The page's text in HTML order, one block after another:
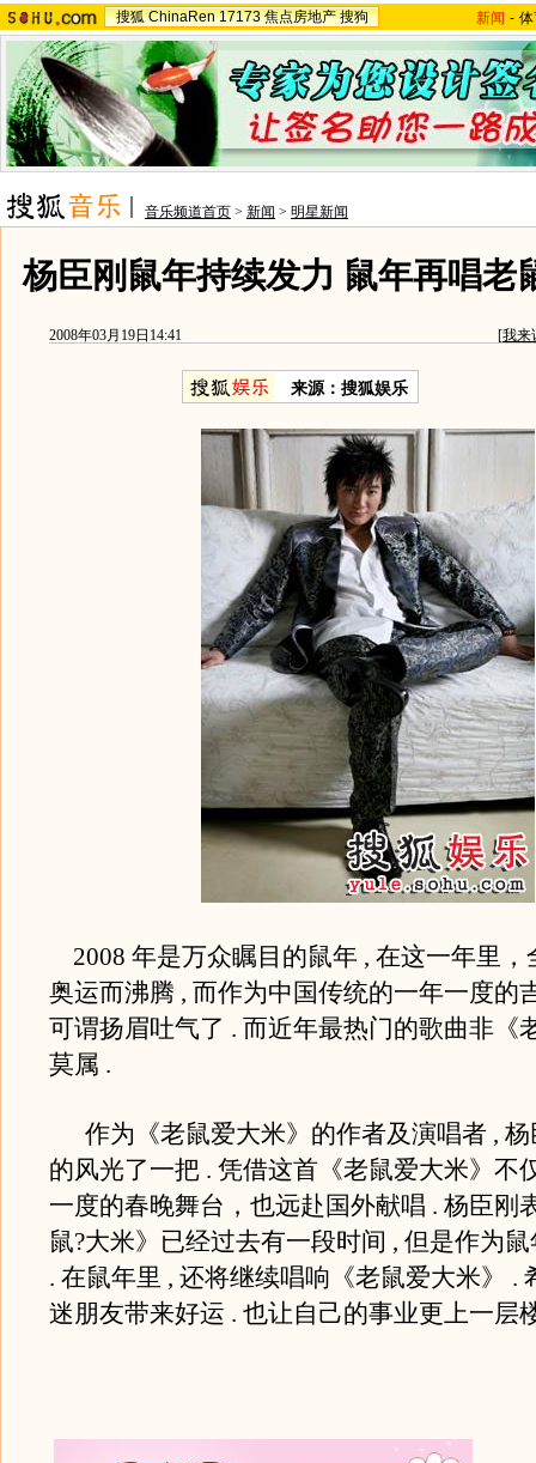
搜狐 ChinaRen 17173 焦点房地产 搜狗 新闻 -
音乐频道首页 > 新闻 > 明星新闻
杨臣刚鼠年持续发力 鼠年再唱老
2008年03月19日14:41 [我来
来源：搜狐娱乐
2008 年是万众瞩目的鼠年 , 在这一年里，
奥运而沸腾 , 而作为中国传统的一年一度的
可谓扬眉吐气了 . 而近年最热门的歌曲非《
莫属 .
作为《老鼠爱大米》的作者及演唱者 , 杨
的风光了一把 . 凭借这首《老鼠爱大米》不
一度的春晚舞台，也远赴国外献唱 . 杨臣刚
鼠?大米》已经过去有一段时间 , 但是作为
. 在鼠年里 , 还将继续唱响《老鼠爱大米》 .
迷朋友带来好运 . 也让自己的事业更上一层